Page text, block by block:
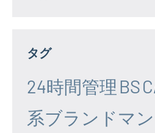
タグ
24時間管理 BS
系ブランドマ